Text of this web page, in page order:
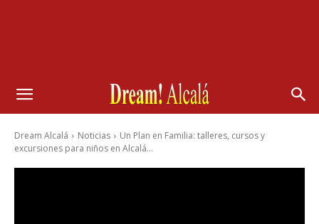
Dream Alcalá Noticias
Un Plan en Familia: talleres, cursos y
excursiones para niños en Alcalá...